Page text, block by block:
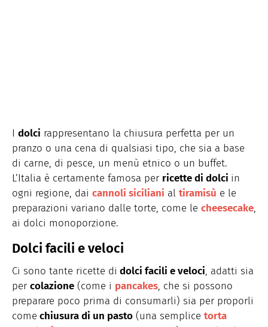
I dolci rappresentano la chiusura perfetta per un
pranzo o una cena di qualsiasi tipo, che sia a base
di carne, di pesce, un menù etnico o un buffet.
L’Italia è certamente famosa per ricette di dolci in
ogni regione, dai cannoli siciliani al tiramisù e le
preparazioni variano dalle torte, come le cheesecake,
ai dolci monoporzione.
Dolci facili e veloci
Ci sono tante ricette di dolci facili e veloci, adatti sia
per colazione (come i pancakes, che si possono
preparare poco prima di consumarli) sia per proporli
come chiusura di un pasto (una semplice torta